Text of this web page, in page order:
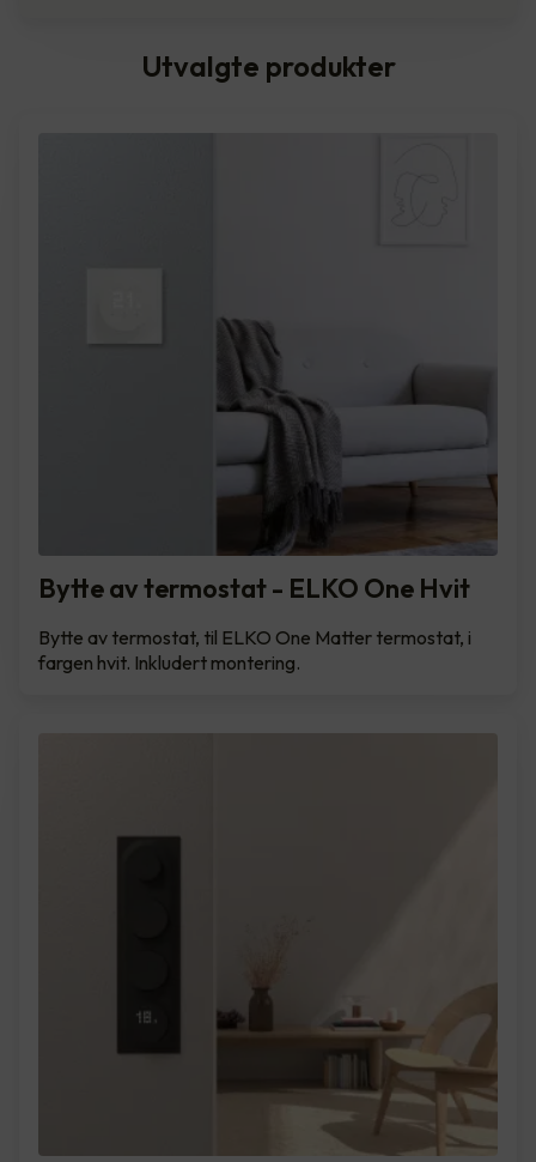
Utvalgte produkter
Bytte av termostat - ELKO One Hvit
Bytte av termostat, til ELKO One Matter termostat, i
fargen hvit. Inkludert montering.